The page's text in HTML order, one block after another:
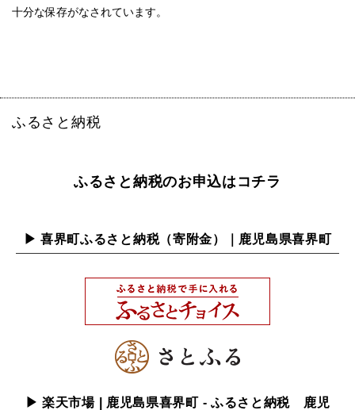
十分な保存がなされています。
ふるさと納税
ふるさと納税のお申込はコチラ
▶ 喜界町ふるさと納税（寄附金）｜鹿児島県喜界町
▶ 楽天市場 | 鹿児島県喜界町 - ふるさと納税 鹿児